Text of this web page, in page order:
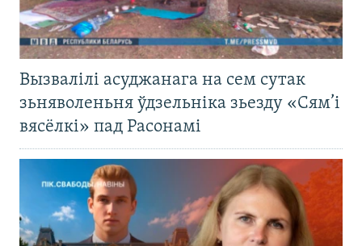
Вызвалілі асуджанага на сем сутак
зьняволеньня ўдзельніка зьезду «Сям’і
вясёлкі» пад Расонамі